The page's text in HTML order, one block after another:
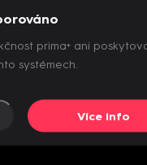
prima+ ani
systémech.
Více info